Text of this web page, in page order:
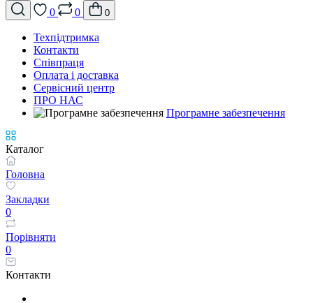
0
0 0
Техпідтримка
Контакти
Співпраця
Оплата і доставка
Сервісний центр
ПРО НАС
Програмне забезпечення
Каталог
Головна
Закладки
0
Порівняти
0
Контакти